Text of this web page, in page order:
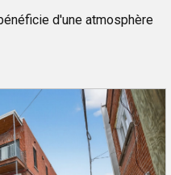
d'une atmosphère